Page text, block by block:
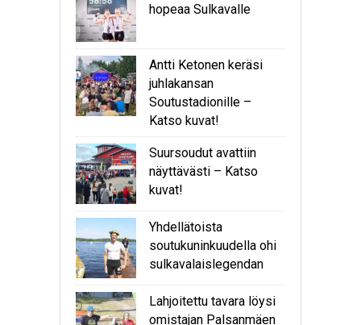
hopeaa Sulkavalle
Antti Ketonen keräsi
juhlakansan
Soutustadionille –
Katso kuvat!
Suursoudut avattiin
näyttävästi – Katso
kuvat!
Yhdellätoista
soutukuninkuudella ohi
sulkavalaislegendan
Lahjoitettu tavara löysi
omistajan Palsanmäen